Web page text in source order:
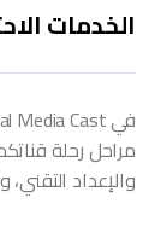
الخدمات
مراحل رحلة
والإعداد التقني،